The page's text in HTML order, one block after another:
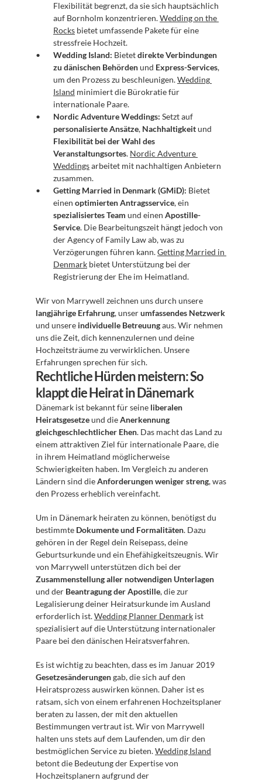
Flexibilität begrenzt, da sie sich hauptsächlich
auf Bornholm konzentrieren. Wedding on the
Rocks bietet umfassende Pakete für eine
stressfreie Hochzeit.
Wedding Island: Bietet direkte Verbindungen
zu dänischen Behörden und Express-Services,
um den Prozess zu beschleunigen. Wedding
Island minimiert die Bürokratie für
internationale Paare.
Nordic Adventure Weddings:
personalisierte Ansätze, Nachhaltigkeit
Flexibilität bei der Wahl des
Veranstaltungsortes. Nordic Adventure
Weddings arbeitet mit nachhaltigen Anbietern
zusammen.
Getting Married in Denmark (GMiD): Bietet
einen optimierten Antragsservice
spezialisiertes Team und einen Apostille-
Service. Die Bearbeitungszeit hängt jedoch von
der Agency of Family Law ab, was zu
Verzögerungen führen kann. Getting Married in
Denmark bietet Unterstützung bei der
Registrierung der Ehe im Heimatland.
langjährige Erfahrung, unser umfassendes Netzwerk
und unsere individuelle Betreuung aus. Wir nehmen
uns die Zeit, dich kennenzulernen und deine
Hochzeitsträume zu verwirklichen. Unsere
Erfahrungen sprechen für sich.
Rechtliche Hürden meistern: So
klappt die Heirat in Dänemark
Dänemark ist bekannt für seine liberalen
Heiratsgesetze und die Anerkennung
gleichgeschlechtlicher Ehen. Das macht das Land zu
einem attraktiven Ziel für internationale Paare, die
in ihrem Heimatland möglicherweise
Schwierigkeiten haben. Im Vergleich zu anderen
Ländern sind die Anforderungen weniger streng, was
den Prozess erheblich vereinfacht.
Um in Dänemark heiraten zu können, benötigst du
bestimmte Dokumente und Formalitäten. Dazu
gehören in der Regel dein Reisepass, deine
Geburtsurkunde und ein Ehefähigkeitszeugnis. Wir
Zusammenstellung aller notwendigen Unterlagen
und der Beantragung der Apostille, die zur
Legalisierung deiner Heiratsurkunde im Ausland
erforderlich ist. Wedding Planner Denmark ist
spezialisiert auf die Unterstützung internationaler
Paare bei den dänischen Heiratsverfahren.
Gesetzesänderungen gab, die sich auf den
Heiratsprozess auswirken können. Daher ist es
ratsam, sich von einem erfahrenen Hochzeitsplaner
beraten zu lassen, der mit den aktuellen
Bestimmungen vertraut ist. Wir von Marrywell
halten uns stets auf dem Laufenden, um dir den
bestmöglichen Service zu bieten. Wedding Island
betont die Bedeutung der Expertise von
Hochzeitsplanern aufgrund der